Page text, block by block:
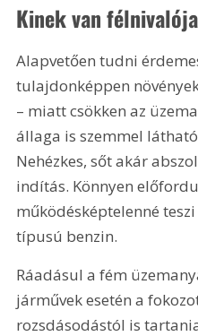
Kinek van
Alapvetően tudni
tulajdonképpen
– miatt csökken az
állaga is szemmel
Nehézkes, sőt akár
indítás. Könnyen
működésképtelenné
típusú benzin.
Ráadásul a fém
járművek esetén a
rozsdásodástól is